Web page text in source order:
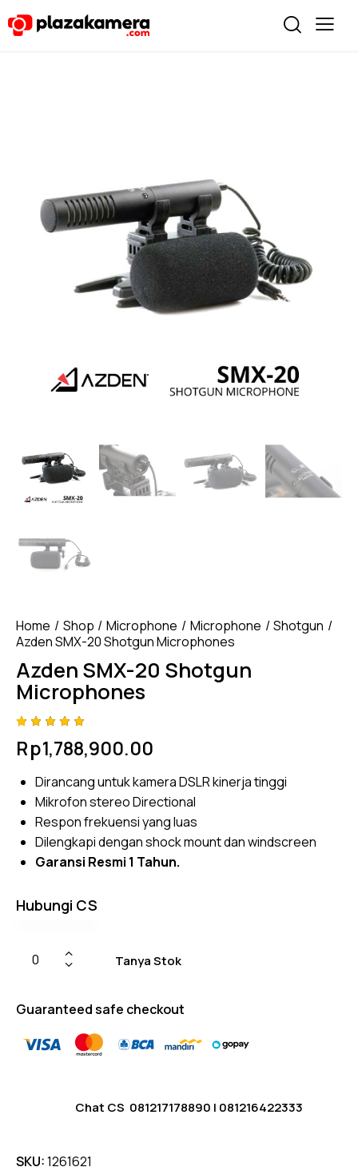
Home Shop Microphone Microphone
Shotgun
Azden SMX-20 Shotgun Microphones
Azden SMX-20 Shotgun
Microphones
5.00
out
of 5
on
r
ratings
Rp1,788,900.00
Dirancang untuk kamera DSLR kinerja tinggi
Mikrofon stereo Directional
Respon frekuensi yang luas
Dilengkapi dengan shock mount dan windscreen
Garansi Resmi 1 Tahun.
Hubungi CS
Tanya Stok
Guaranteed safe checkout
Chat CS 081217178890 | 081216422333
SKU:1261621